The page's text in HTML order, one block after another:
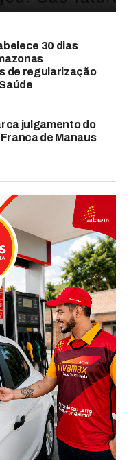
30 dias
de regularização
julgamento do
de Manaus